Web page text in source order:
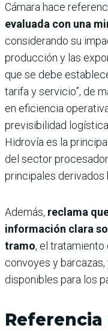
Cámara hace
evaluada con una
considerando su
producción y las
que se debe
tarifa y servicio”, de
en eficiencia
previsibilidad
Hidrovía es la
del sector
principales derivados
Además, reclama
información clara
tramo, el tratamiento
convoyes y
disponibles para los